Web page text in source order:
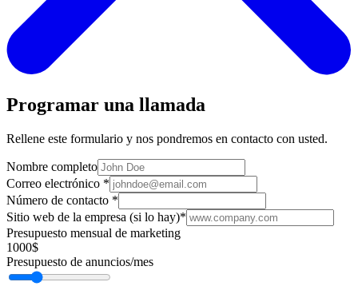
Programar una llamada
Rellene este formulario y nos pondremos en contacto con usted.
Nombre completo
Correo electrónico *
Número de contacto *
Sitio web de la empresa (si lo hay)*
Presupuesto mensual de marketing
1000$
Presupuesto de anuncios/mes